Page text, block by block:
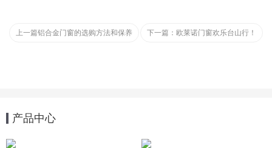
上一篇铝合金门窗的选购方法和保养 下一篇： 欧莱诺门窗欢乐台山行！
产品中心